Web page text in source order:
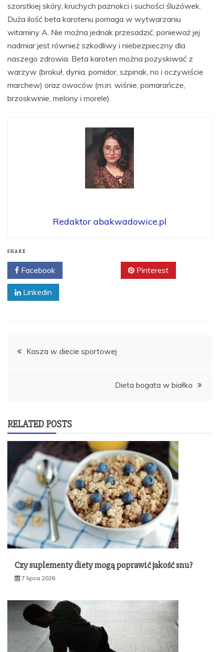
szorstkiej skóry, kruchych paznokci i suchości śluzówek.
Duża ilość beta karotenu pomaga w wytwarzaniu
witaminy A. Nie można jednak przesadzić, ponieważ jej
nadmiar jest również szkodliwy i niebezpieczny dla
naszego zdrowia. Beta karoten można pozyskiwać z
warzyw (brokuł, dynia, pomidor, szpinak, no i oczywiście
marchew) oraz owoców (m.in. wiśnie, pomarańcze,
brzoskwinie, melony i morele).
Redaktor abakwadowice.pl
SHARE
Facebook Pinterest
Linkedin
Nawigacja
Kasza w diecie sportowej
Dieta bogata w białko
RELATED POSTS
Czy suplementy diety mogą poprawić jakość snu?
7 lipca 2026